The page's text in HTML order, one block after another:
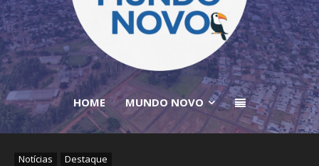
HOME MUNDO NOVO
Notícias Destaque